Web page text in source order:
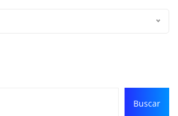
Buscar